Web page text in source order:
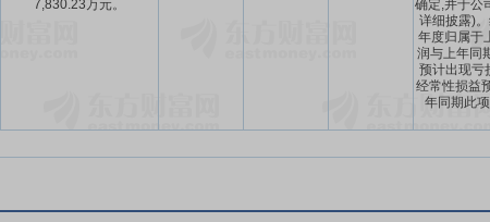
7,830.23万元。
确定,并于公
详细披露)
年度归属于
润与上年同
预计出现亏
经常性损益
年同期此